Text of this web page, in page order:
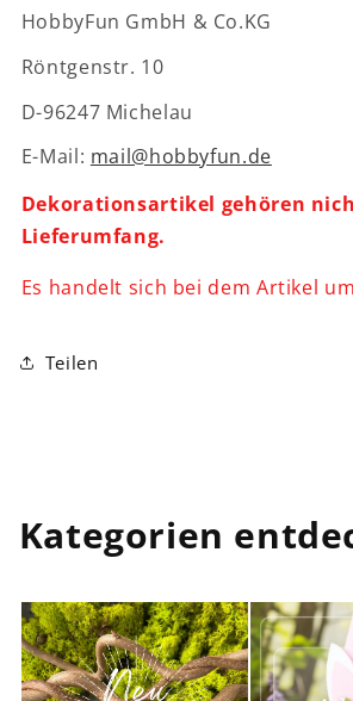
HobbyFun GmbH & Co.KG
Röntgenstr. 10
D-96247 Michelau
E-Mail: mail@hobbyfun.de
Dekorationsartikel gehören
Lieferumfang.
Es handelt sich bei dem Artikel
Teilen
Kategorien